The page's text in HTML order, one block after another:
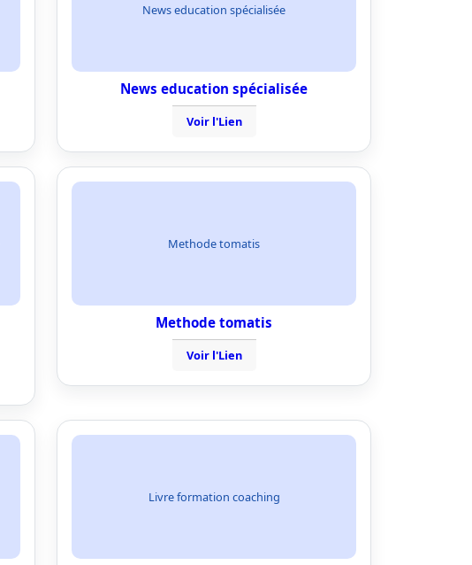
News education spécialisée
News education spécialisée
Voir l'Lien
Methode tomatis
Methode tomatis
Voir l'Lien
Livre formation coaching